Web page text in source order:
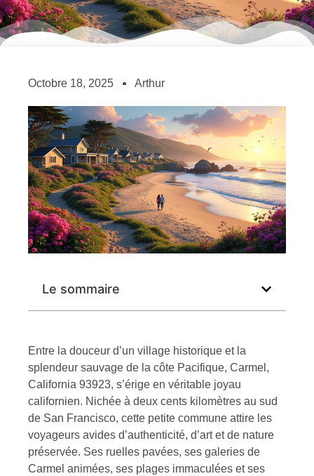
Octobre 18, 2025 Arthur
Le sommaire
Entre la douceur d’un village historique et la
splendeur sauvage de la côte Pacifique, Carmel,
California 93923, s’érige en véritable joyau
californien. Nichée à deux cents kilomètres au sud
de San Francisco, cette petite commune attire les
voyageurs avides d’authenticité, d’art et de nature
préservée. Ses ruelles pavées, ses galeries de
Carmel animées, ses plages immaculées et ses